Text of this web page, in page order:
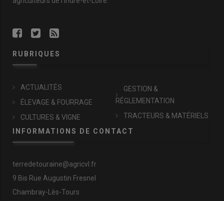
RUBRIQUES
ACTUALITÉS
ÉLEVAGE & FOURRAGE
CULTURES & VIGNE
GESTION &
RÉGLEMENTATION
TRACTEURS & MATÉRIELS
INFORMATIONS DE CONTACT
terredetouraine@agricvl.fr
9 Bis Rue Augustin Fresnel
Chambray-Lès-Tours